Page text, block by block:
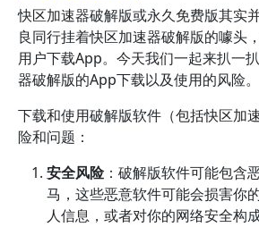
快区加速器破解版或永久免费版其实
良同行挂着快区加速器破解版的噱头
用户下载App。今天我们一起来扒一
器破解版的App下载以及使用的风险。
下载和使用破解版软件（包括快区加
险和问题：
安全风险：破解版软件可能包含
马，这些恶意软件可能会损害你
人信息，或者对你的网络安全构成